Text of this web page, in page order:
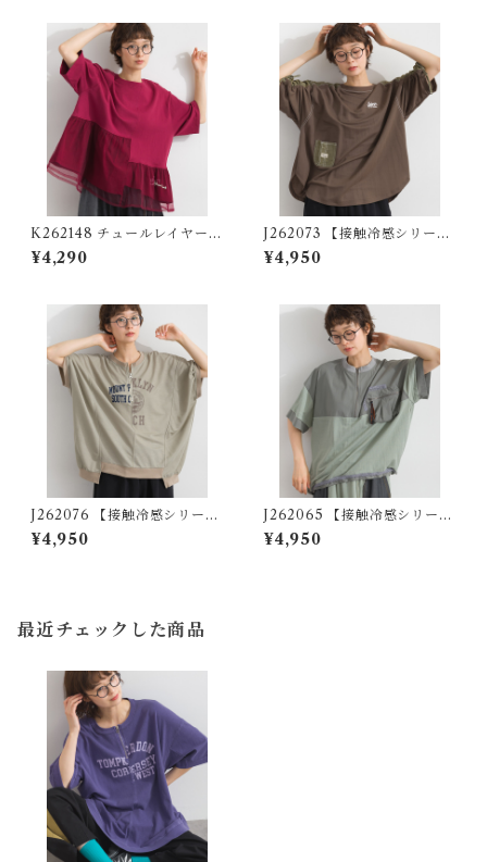
K262148 チュールレイヤード
異素材切替プルオーバー / Tul
le-Layered Mixed-Fabric
¥4,290
J262073 【接触冷感シリー
ズ】異素材切替 袖シャーリン
グプルオーバー / Cool-Touc
¥4,950
J262076 【接触冷感シリー
ズ】リメイク風ドルマンハー
フZIPプリントプルオーバー /
¥4,950
J262065 【接触冷感シリー
ズ】異素材切替リメイク風プ
ルオーバー / Cool-Touch Mi
¥4,950
最近チェックした商品